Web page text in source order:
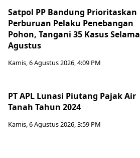
Satpol PP Bandung Prioritaskan
Perburuan Pelaku Penebangan
Pohon, Tangani 35 Kasus Selama
Agustus
Kamis, 6 Agustus 2026, 4:09 PM
PT APL Lunasi Piutang Pajak Air
Tanah Tahun 2024
Kamis, 6 Agustus 2026, 3:59 PM